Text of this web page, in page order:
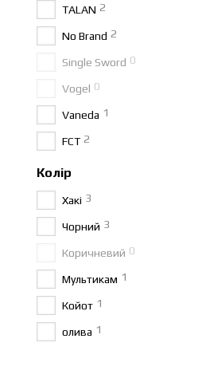
TALAN 2
No Brand 2
Single Sword 0
Vogel 0
Vaneda 1
FCT 2
Колір
Хакі 3
Чорний 3
Коричневий 0
Мультикам 1
Койот 1
олива 1